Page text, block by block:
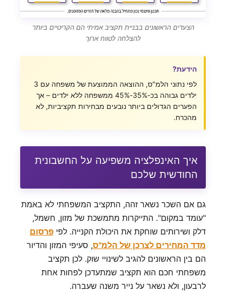
הצעדים הראשונים בבניית תקציב אמיתי הם הקריטיים ביותר
להצלחה לטווח ארוך
הידעת?
לפי נתוני הלמ"ס, ההוצאה הממוצעת של משפחה עם 3
ילדים גבוהה בכ-35%-45% ממשפחה ללא ילדים – אך
הפערים הגדולים ביותר נובעים מבחירות תקציביות, לא
מהכרח.
איך האינפלציה משפיעה על החשבונית
החודשית שלכם
גם אם השכר נשאר זהה, התקציב המשפחתי לא באמת
"עומד במקום". התייקרות מתמשכת של מזון, חשמל,
דלק ושירותים שוחקת את היכולת הקנייה. לפיפרסום
מדד המחירים לצרכן של הלמ"ס, סעיפי המזון והדיור
הם בין הראשונים להגיב לשינויי שוק. לכן תקציב
משפחתי חכם הוא תקציב שמתעדכן לפחות אחת
לרבעון, ולא נשאר על נייר משנה שעברה.